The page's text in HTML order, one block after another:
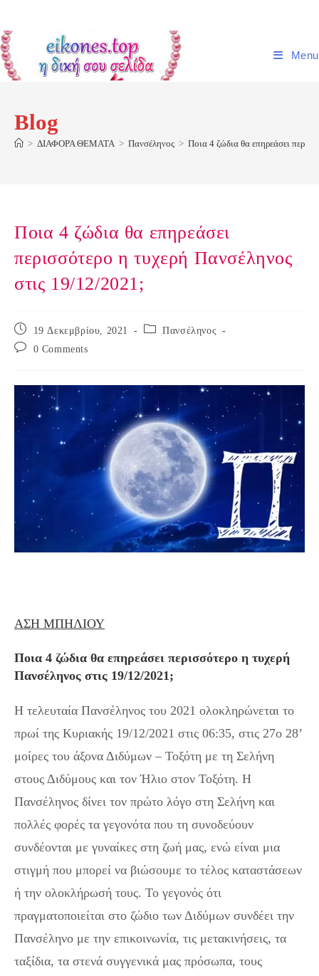
content
Menu
Blog
> ΔΙΑΦΟΡΑ ΘΕΜΑΤΑ > Πανσέληνος > Ποια 4 ζώδια θα επηρεάσει
Ποια 4 ζώδια θα επηρεάσει
περισσότερο η τυχερή Πανσέληνος
στις 19/12/2021;
Post
published:
19 Δεκεμβρίου, 2021
Post Πανσέληνος
Post
0 Comments
ΑΣΗ ΜΠΗΛΙΟΥ
Ποια 4 ζώδια θα επηρεάσει περισσότερο η τυχερή
Πανσέληνος στις 19/12/2021;
Η τελευταία Πανσέληνος του 2021 ολοκληρώνεται το
πρωί της Κυριακής 19/12/2021 στις 06:35, στις 27ο 28’
μοίρες του άξονα Διδύμων – Τοξότη με τη Σελήνη
στους Διδύμους και τον Ήλιο στον Τοξότη. Η
Πανσέληνος δίνει τον πρώτο λόγο στη Σελήνη και
πολλές φορές τα γεγονότα που τη συνοδεύουν
συνδέονται με γυναίκες στη ζωή μας, ενώ είναι μια
στιγμή που μπορεί να βιώσουμε το τέλος καταστάσεων
ή την ολοκλήρωσή τους. Το γεγονός ότι
πραγματοποιείται στο ζώδιο των Διδύμων συνδέει την
Πανσέληνο με την επικοινωνία, τις μετακινήσεις, τα
ταξίδια, τα στενά συγγενικά μας πρόσωπα, τους